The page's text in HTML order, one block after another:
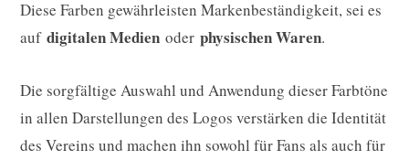
Diese Farben gewährleisten Markenbeständigkeit, sei es
auf digitalen Medien oder physischen Waren.
Die sorgfältige Auswahl und Anwendung dieser Farbtöne
in allen Darstellungen des Logos verstärken die Identität
des Vereins und machen ihn sowohl für Fans als auch für